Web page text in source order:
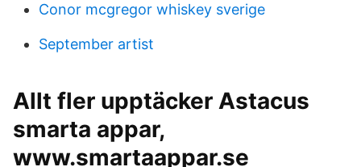
Conor mcgregor whiskey sverige
September artist
Allt fler upptäcker Astacus
smarta appar,
www.smartaappar.se